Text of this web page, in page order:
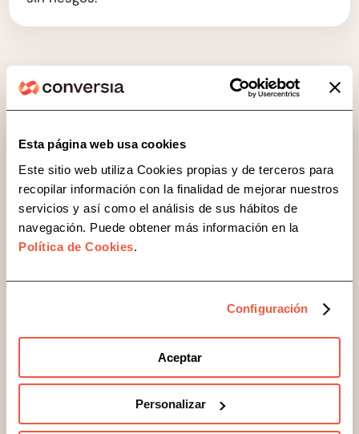
Esta página web usa cookies
Este sitio web utiliza Cookies propias y de terceros para
recopilar información con la finalidad de mejorar nuestros
servicios y así como el análisis de sus hábitos de
navegación. Puede obtener más información en la
Política de Cookies.
Configuración
Aceptar
Personalizar
El problema habitual
Gestionar cada normativa por
separado acaba generando
más caos
forma fragmentada, es más fácil que aparezcan
errores, vacíos, duplicidades o falta de
Distintos interlocutores para cada tema
Procesos desconectados entre sí